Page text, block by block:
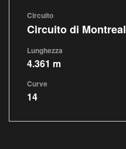
Circuito
Circuito di Montreal
Lunghezza
4.361 m
Curve
14